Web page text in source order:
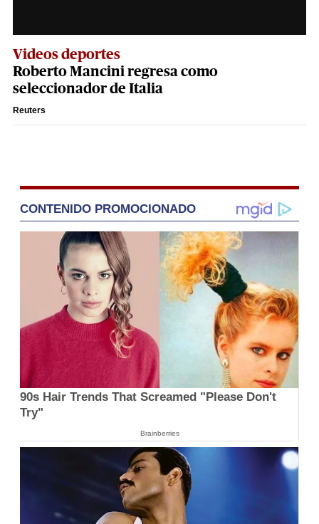
Videos deportes
Roberto Mancini regresa como
seleccionador de Italia
Reuters
CONTENIDO PROMOCIONADO
90s Hair Trends That Screamed "Please Don't
Try"
Brainberries